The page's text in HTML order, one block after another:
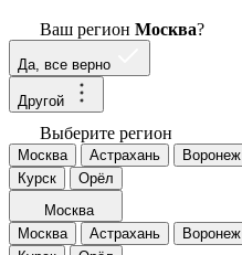
Ваш регион Москва?
Да, все верно
Другой
Выберите регион
Москва Астрахань Воронеж
Курск
Орёл
Москва
Москва
Астрахань Воронеж